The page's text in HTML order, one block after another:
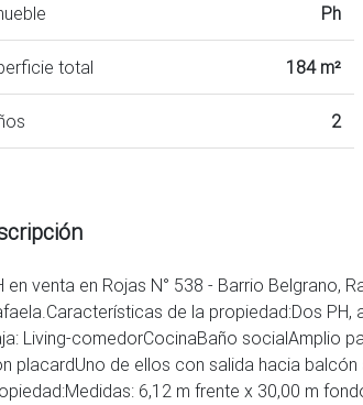
Ph
total 184 m²
2
en venta en Rojas N° 538 - Barrio Belgrano,
de la propiedad:Dos
Living-comedorCocinaBaño socialAmplio
placardUno de ellos con salida hacia
6,12 m frente x 30,00 m